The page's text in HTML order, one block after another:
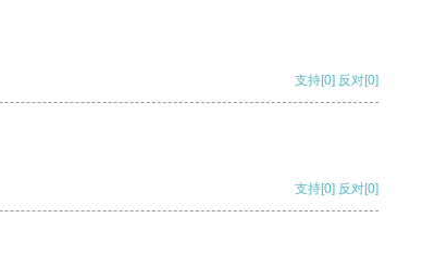
支持[0] 反对[0]
支持[0] 反对[0]